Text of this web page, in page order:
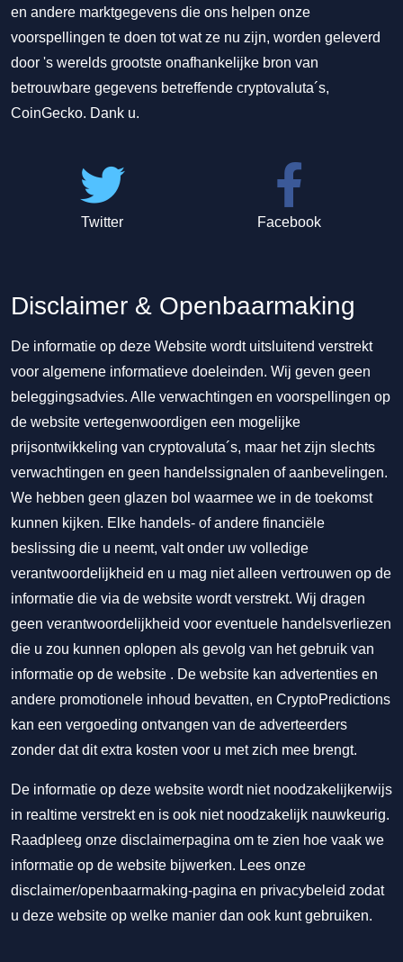
en andere marktgegevens die ons helpen onze
voorspellingen te doen tot wat ze nu zijn, worden geleverd
door 's werelds grootste onafhankelijke bron van
betrouwbare gegevens betreffende cryptovaluta´s,
CoinGecko. Dank u.
Twitter Facebook
Disclaimer & Openbaarmaking
De informatie op deze Website wordt uitsluitend verstrekt
voor algemene informatieve doeleinden. Wij geven geen
beleggingsadvies. Alle verwachtingen en voorspellingen op
de website vertegenwoordigen een mogelijke
prijsontwikkeling van cryptovaluta´s, maar het zijn slechts
verwachtingen en geen handelssignalen of aanbevelingen.
We hebben geen glazen bol waarmee we in de toekomst
kunnen kijken. Elke handels- of andere financiële
beslissing die u neemt, valt onder uw volledige
verantwoordelijkheid en u mag niet alleen vertrouwen op de
informatie die via de website wordt verstrekt. Wij dragen
geen verantwoordelijkheid voor eventuele handelsverliezen
die u zou kunnen oplopen als gevolg van het gebruik van
informatie op de website . De website kan advertenties en
andere promotionele inhoud bevatten, en CryptoPredictions
kan een vergoeding ontvangen van de adverteerders
zonder dat dit extra kosten voor u met zich mee brengt.
De informatie op deze website wordt niet noodzakelijkerwijs
in realtime verstrekt en is ook niet noodzakelijk nauwkeurig.
Raadpleeg onze disclaimerpagina om te zien hoe vaak we
informatie op de website bijwerken. Lees onze
disclaimer/openbaarmaking-pagina en privacybeleid zodat
u deze website op welke manier dan ook kunt gebruiken.